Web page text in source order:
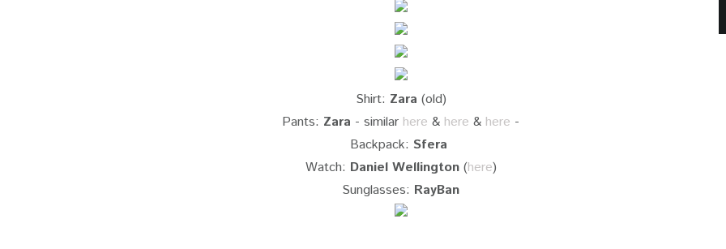
Shirt: Zara (old)
Pants: Zara - similar here & here & here -
Backpack: Sfera
Watch: Daniel Wellington(here)
Sunglasses: RayBan